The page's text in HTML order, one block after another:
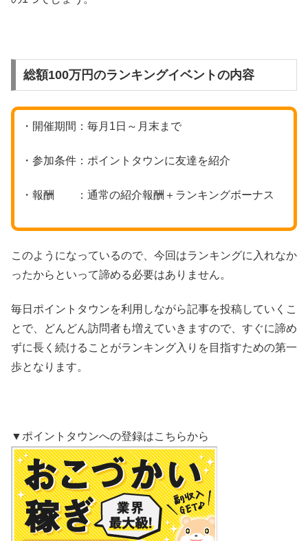
総額100万円のランキングイベントの内容
・開催期間：毎月1日～月末まで
・参加条件：ポイントタウンに友達を紹介
・報酬 ：通常の紹介報酬＋ランキングボーナス
このようになっているので、今回はランキングに入れなか
ったからといって諦める必要はありません。
毎日ポイントタウンを利用しながら記事を投稿していくこ
とで、どんどん訪問者も増えていきますので、すぐに諦め
ずに長く続けることがランキング入りを目指すための第一
歩となります。
▼ポイントタウンへの登録はこちらから